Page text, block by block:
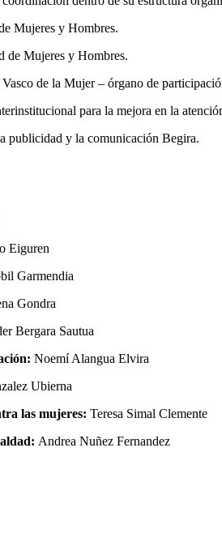
Mujeres y Hombres.
de Mujeres y Hombres.
de la Mujer – órgano de
para la mejora en la
publicidad y la comunicación Begira.
Eiguren
Garmendia
Gondra
Bergara Sautua
Noemí Alangua Elvira
Ubierna
las mujeres: Teresa Simal Clemente
Andrea Nuñez Fernandez